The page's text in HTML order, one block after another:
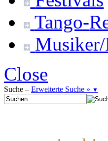
Tango-
Musiker/
Close
Suche – Erweiterte Suche » ▼